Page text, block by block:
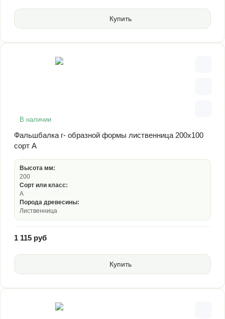
Купить
В наличии
Фальшбалка г- образной формы лиственница 200х100
сорт А
Высота мм:
200
Сорт или класс:
А
Порода древесины:
Лиственница
1 115 руб
Купить